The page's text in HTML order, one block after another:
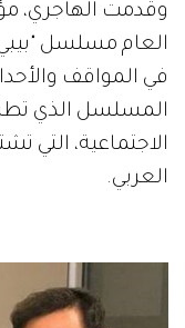
وقدمت الهاجري،
العام مسلسل
في المواقف
المسلسل الذي
الاجتماعية، التي
العربي.